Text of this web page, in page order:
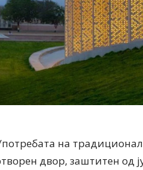
на
двор, заштитен од